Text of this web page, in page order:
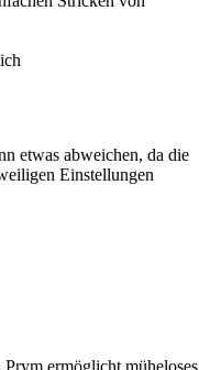
etwas abweichen, da die
Einstellungen
ermöglicht müheloses